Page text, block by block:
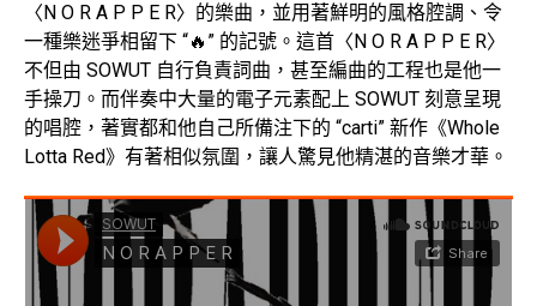
〈N O R A P P E R〉的樂曲，並用著鮮明的風格腔調、令
一種樂迷爭相留下 “🔥” 的記號。這首〈N O R A P P E R〉
不但由 SOWUT 自行負責詞曲，甚至編曲的工程也是他一
手操刀。而伴奏中大量的電子元素配上 SOWUT 刻意呈現
的唱腔，著實都和他自己所備注下的 “carti” 新作《Whole
Lotta Red》有著相似氛圍，讓人驚見他精湛的音樂才華。